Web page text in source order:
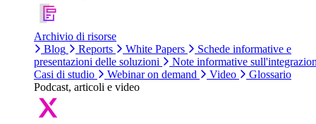
Archivio di risorse
Blog
Reports White Papers
Schede informative e
presentazioni delle soluzioni
Note informative
Casi di studio
Webinar on demand Video
Glossario
Podcast, articoli e video